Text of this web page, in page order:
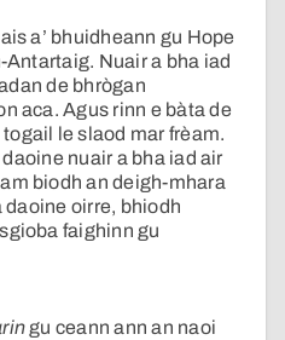
a’ bhuidheann gu Hope
Nuair a bha iad
de bhrògan
aca. Agus rinn e bàta de
le slaod mar frèam.
nuair a bha iad air
biodh an deigh-mhara
daoine oirre, bhiodh
faighinn gu
gu ceann ann an naoi